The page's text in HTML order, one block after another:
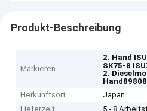
Produkt-Beschreibung
Markieren
2. Hand
SK75-8
2.
Herkunftsort
Japan
Lieferzeit
5 - 8